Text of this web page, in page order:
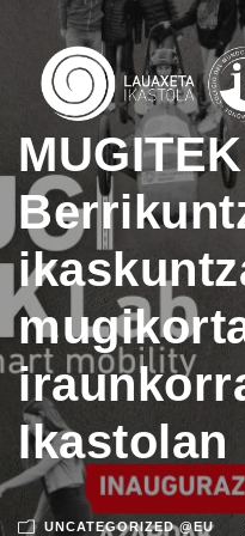
Ikastolan
UNCATEGORIZED @EU